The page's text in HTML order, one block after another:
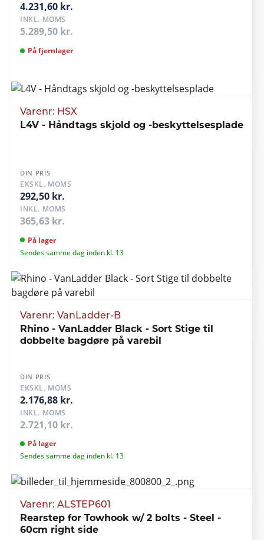
4.231,60 kr.
INKL. MOMS
5.289,50 kr.
På fjernlager
Varenr: HSX
L4V - Håndtags skjold og -beskyttelsesplade
DIN PRIS
EKSKL. MOMS
292,50 kr.
INKL. MOMS
365,63 kr.
På lager
Sendes samme dag inden kl. 13
Varenr: VanLadder-B
Rhino - VanLadder Black - Sort Stige til
dobbelte bagdøre på varebil
DIN PRIS
EKSKL. MOMS
2.176,88 kr.
INKL. MOMS
2.721,10 kr.
På lager
Sendes samme dag inden kl. 13
Varenr: ALSTEP601
Rearstep for Towhook w/ 2 bolts - Steel -
60cm right side